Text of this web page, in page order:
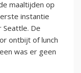
maaltijden op
instantie
Seattle. De
ontbijt of lunch
was er geen